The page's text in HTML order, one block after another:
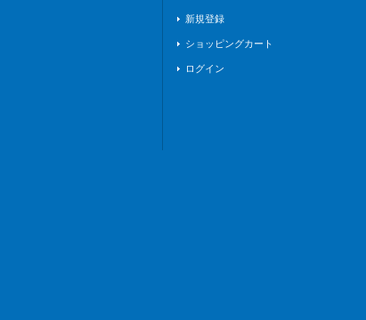
新規登録
ショッピングカート
ログイン